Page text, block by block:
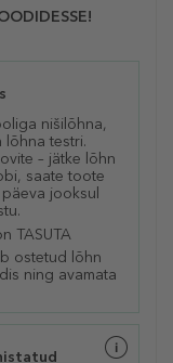
nišilõhna,
lõhna testri.
– jätke lõhn
saate toote
jooksul
TASUTA
ostetud lõhn
ning avamata